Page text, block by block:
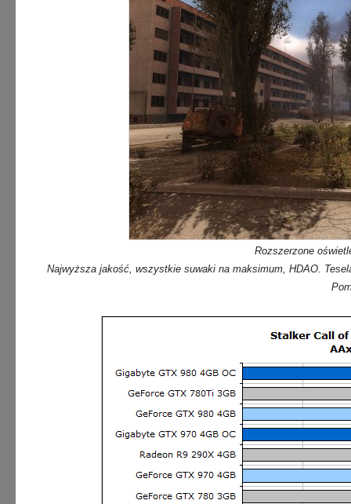
Rozszerzone
Najwyższa jakość, wszystkie suwaki na maksimum, HDAO.